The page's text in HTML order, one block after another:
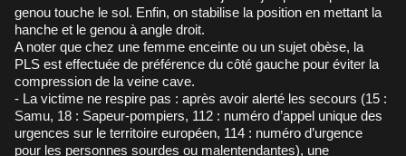
genou touche le sol. Enfin, on stabilise la position en mettant la
hanche et le genou à angle droit.
A noter que chez une femme enceinte ou un sujet obèse, la
PLS est effectuée de préférence du côté gauche pour éviter la
compression de la veine cave.
- La victime ne respire pas : après avoir alerté les secours (15 :
Samu, 18 : Sapeur-pompiers, 112 : numéro d’appel unique des
urgences sur le territoire européen, 114 : numéro d’urgence
pour les personnes sourdes ou malentendantes), une